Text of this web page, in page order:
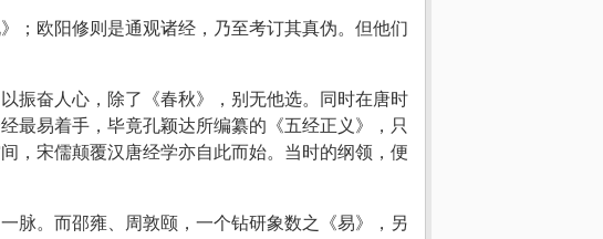
；欧阳修则是通观诸经，乃至考订其真伪。但他们
振奋人心，除了《春秋》，别无他选。同时在唐时
最易着手，毕竟孔颖达所编纂的《五经正义》，只
，宋儒颠覆汉唐经学亦自此而始。当时的纲领，便
脉。而邵雍、周敦颐，一个钻研象数之《易》，另